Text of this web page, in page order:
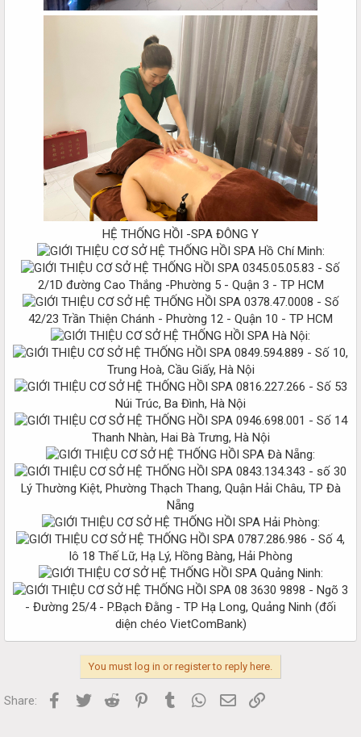
HỆ THỐNG HỒI -SPA ĐÔNG Y
Hồ Chí Minh:
0345.05.05.83 - Số
2/1D đường Cao Thắng -Phường 5 - Quận 3 - TP HCM
0378.47.0008 - Số
42/23 Trần Thiện Chánh - Phường 12 - Quận 10 - TP HCM
Hà Nội:
0849.594.889 - Số 10,
Trung Hoà, Cầu Giấy, Hà Nội
0816.227.266 - Số 53
Núi Trúc, Ba Đình, Hà Nội
0946.698.001 - Số 14
Thanh Nhàn, Hai Bà Trưng, Hà Nội
Đà Nẵng:
0843.134.343 - số 30
Lý Thường Kiệt, Phường Thạch Thang, Quận Hải Châu, TP Đà
Nẵng
Hải Phòng:
0787.286.986 - Số 4,
lô 18 Thế Lữ, Hạ Lý, Hồng Bàng, Hải Phòng
Quảng Ninh:
08 3630 9898 - Ngõ 3
- Đường 25/4 - P.Bạch Đằng - TP Hạ Long, Quảng Ninh (đối
diện chéo VietComBank)​
You must log in or register to reply here.
Share: Facebook
Twitter Reddit PinterestTumblr WhatsApp
Email